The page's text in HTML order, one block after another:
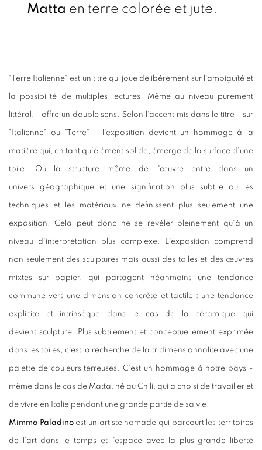
Matta en terre colorée et jute.
"Terre Italienne" est un titre qui joue délibérément sur l'ambiguïté et
la possibilité de multiples lectures. Même au niveau purement
littéral, il offre un double sens. Selon l'accent mis dans le titre - sur
"Italienne" ou "Terre" - l'exposition devient un hommage à la
matière qui, en tant qu'élément solide, émerge de la surface d'une
toile. Ou la structure même de l'œuvre entre dans un
univers géographique et une signification plus subtile où les
techniques et les matériaux ne définissent plus seulement une
exposition. Cela peut donc ne se révéler pleinement qu'à un
niveau d'interprétation plus complexe. L'exposition comprend
non seulement des sculptures mais aussi des toiles et des œuvres
mixtes sur papier, qui partagent néanmoins une tendance
commune vers une dimension concrète et tactile : une tendance
explicite et intrinsèque dans le cas de la céramique qui
devient sculpture. Plus subtilement et conceptuellement exprimée
dans les toiles, c'est la recherche de la tridimensionnalité avec une
palette de couleurs terreuses. C'est un hommage à notre pays -
même dans le cas de Matta, né au Chili, qui a choisi de travailler et
de vivre en Italie pendant une grande partie de sa vie.
Mimmo Paladinoest un artiste nomade qui parcourt les territoires
de l'art dans le temps et l'espace avec la plus grande liberté